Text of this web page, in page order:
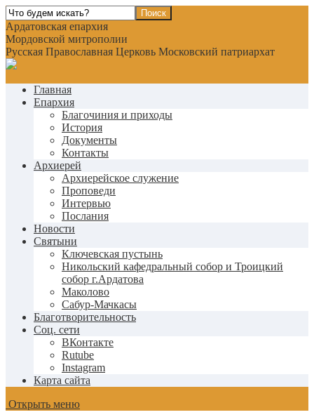
Ардатовская епархия
Мордовской митрополии
Русская Православная Церковь Московский патриархат
Главная
Епархия
Благочиния и приходы
История
Документы
Контакты
Архиерей
Архиерейское служение
Проповеди
Интервью
Послания
Новости
Святыни
Ключевская пустынь
Никольский кафедральный собор и Троицкий
собор г.Ардатова
Маколово
Сабур-Мачкасы
Благотворительность
Соц. сети
ВКонтакте
Rutube
Instagram
Карта сайта
Открыть меню